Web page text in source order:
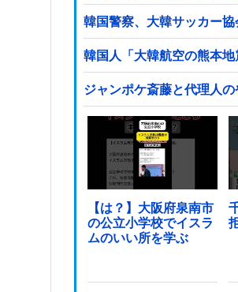
韓国警察、大韓サッカー
韓国人「大韓航空の熊本
ジャンポケ斎藤と代理人
【は？】大阪府泉南市
の公立小学校でイスラ
ムのいい所を学ぶ